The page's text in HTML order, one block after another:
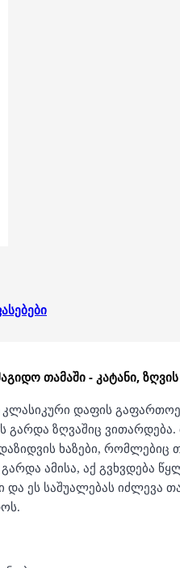
თამაში - კატანი,
კლასიკური დაფის
გარდა ზღვაშიც ვითარდება.
ხაზები, რომლებიც
გარდა ამისა, აქ გვხვდება
და ეს საშუალებას იძლევა